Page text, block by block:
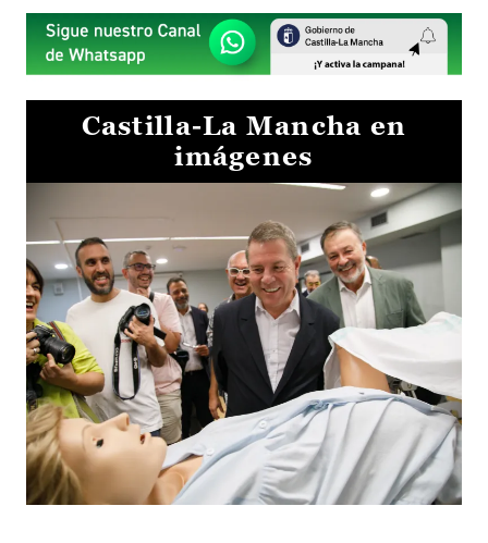
Castilla-La Mancha en
imágenes